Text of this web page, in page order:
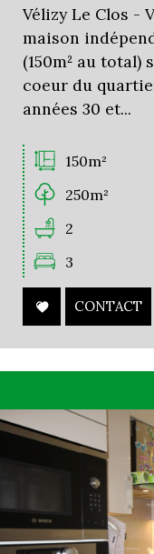
Vélizy Le Clos -
maison
(150m² au total)
coeur du
années 30 et...
150m²
250m²
2
3
CONTACT